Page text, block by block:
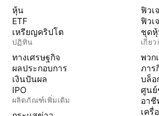
หุ้น
ETF
เหรียญคริปโต
ปฏิทิน
ทางเศรษฐกิจ
ผลประกอบการ
เงินปันผล
IPO
ผลิตภัณฑ์เพิ่มเติม
ฟิวเ
ฟิวเ
ชุด
เกี่ย
พวก
ภาร
บล็อ
ศูนย์
อาชี
เครื่